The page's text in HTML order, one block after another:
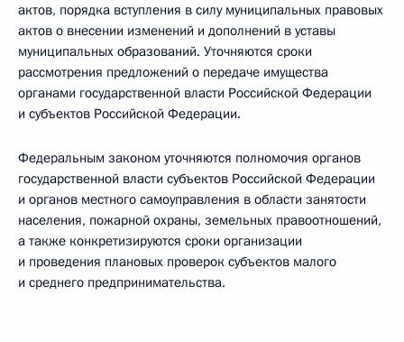
актов, порядка вступления в силу муниципальных правовых
актов о внесении изменений и дополнений в уставы
муниципальных образований. Уточняются сроки
рассмотрения предложений о передаче имущества
органами государственной власти Российской Федерации
и субъектов Российской Федерации.
Федеральным законом уточняются полномочия органов
государственной власти субъектов Российской Федерации
и органов местного самоуправления в области занятости
населения, пожарной охраны, земельных правоотношений,
а также конкретизируются сроки организации
и проведения плановых проверок субъектов малого
и среднего предпринимательства.